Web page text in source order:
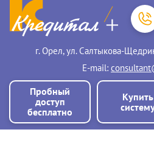
г. Орел, ул. Салтыкова-
Е-mail:
Пробный
доступ
бесплатно
Купить